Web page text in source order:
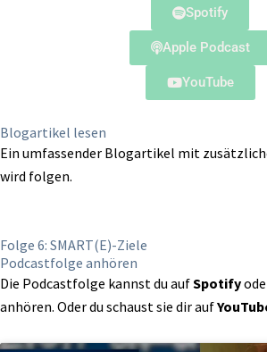
Spotify
Apple Podcast
YouTube
Blogartikel lesen
Ein umfassender Blogartikel mit
wird folgen.
Folge 6: SMART(E)-Ziele
Podcastfolge anhören
Die Podcastfolge kannst du aufSpotify
anhören. Oder du schaust sie dir auf